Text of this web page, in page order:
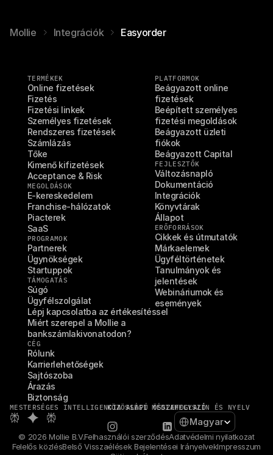
Mollie Integrációk Easyorder
TERMÉKEK
Online fizetések
Fizetés
Fizetési linkek
Személyes fizetések
Rendszeres fizetések
Számlázás
Tőke
Kimenő kifizetések
Acceptance & Risk
MEGOLDÁSOK
E-kereskedelem
Franchise-hálózatok
Piacterek
SaaS
PROGRAMOK
Partnerek
Ügynökségek
Startuppok
TÁMOGATÁS
Súgó
Ügyfélszolgálat
Lépj kapcsolatba az értékesítéssel
Miért szerepel a Mollie a
bankszámlakivonatodon?
CÉG
Rólunk
Karrierlehetőségek
Sajtószoba
Árazás
Biztonság
PLATFORMOK
Beágyazott online
fizetések
Beépített személyes
fizetési megoldások
Beágyazott üzleti
fiókok
Beágyazott Capital
FEJLESZTŐK
Változásnapló
Dokumentáció
Integrációk
Könyvtárak
Állapot
ERŐFORRÁSOK
Cikkek és útmutatók
Márkaelemek
Ügyféltörténetek
Tanulmányok és
jelentések
Webináriumok és
események
MESTERSÉGES INTELLIGENCIA ALAPÚ ÖSSZEFOGLALÓ
KÖZÖSSÉGI MÉDIAHELYSZÍN ÉS NYELV
Select Language
Magyar
© 2026 Mollie B.V.Felhasználói szerződésAdatvédelmi nyilatkozat
Felelős közlésBelső Visszaélések Bejelentései IrányelvekImpresszum